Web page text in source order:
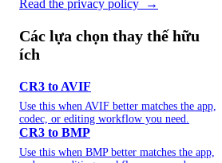
Read the privacy policy
→
Các lựa chọn thay thế hữu
ích
CR3 to AVIF
Use this when AVIF better matches the app,
codec, or editing workflow you need.
CR3 to BMP
Use this when BMP better matches the app,